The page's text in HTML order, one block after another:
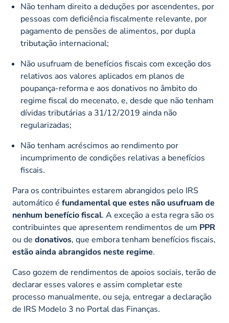
Não tenham direito a deduções por ascendentes, por
pessoas com deficiência fiscalmente relevante, por
pagamento de pensões de alimentos, por dupla
tributação internacional;
Não usufruam de benefícios fiscais com exceção dos
relativos aos valores aplicados em planos de
poupança-reforma e aos donativos no âmbito do
regime fiscal do mecenato, e, desde que não tenham
dívidas tributárias a 31/12/2019 ainda não
regularizadas;
Não tenham acréscimos ao rendimento por
incumprimento de condições relativas a benefícios
fiscais.
Para os contribuintes estarem abrangidos pelo IRS
automático é fundamental que estes não usufruam de
nenhum benefício fiscal. A exceção a esta regra são os
contribuintes que apresentem rendimentos de um PPR
ou de donativos, que embora tenham benefícios fiscais,
estão ainda abrangidos neste regime.
Caso gozem de rendimentos de apoios sociais, terão de
declarar esses valores e assim completar este
processo manualmente, ou seja, entregar a declaração
de IRS Modelo 3 no Portal das Finanças.